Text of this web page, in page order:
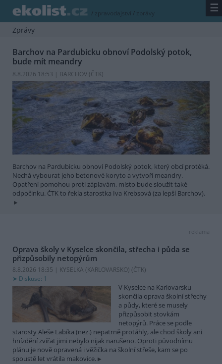
/ zpravodajství / zprávy ☰
Zprávy
Barchov na Pardubicku obnoví Podolský potok,
bude mít meandry
8.8.2026 18:53 | BARCHOV (ČTK)
Barchov na Pardubicku obnoví Podolský potok, který obcí protéká.
Nechá vybourat jeho betonové koryto a vytvoří meandry.
Opatření pomohou proti záplavám, místo bude sloužit také
odpočinku. ČTK to řekla starostka Iva Krebsová (za lepší Barchov).
reklama
Oprava školy v Kyselce skončila, střecha i půda se
přizpůsobily netopýrům
8.8.2026 18:35 | KYSELKA (KARLOVARSKO) (ČTK)
Diskuse: 1
V Kyselce na Karlovarsku
skončila oprava školní střechy
a půdy, které se musely
přizpůsobit stovkám
netopýrů. Práce se podle
starosty Aleše Labíka (nez.) nepatrně protáhly, ale chod školy ani
hnízdění zvířat jimi nebylo nijak narušeno. Oproti původnímu
plánu je nově opravená i věžička na školní střeše, kam se po
spoustě let vrátila makovice.